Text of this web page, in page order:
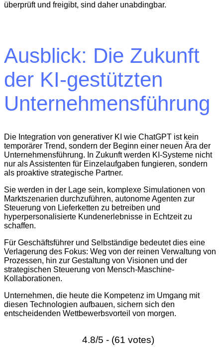
überprüft und freigibt, sind daher unabdingbar.
Ausblick: Die Zukunft
der KI-gestützten
Unternehmensführung
Die Integration von generativer KI wie ChatGPT ist kein
temporärer Trend, sondern der Beginn einer neuen Ära der
Unternehmensführung. In Zukunft werden KI-Systeme nicht
nur als Assistenten für Einzelaufgaben fungieren, sondern
als proaktive strategische Partner.
Sie werden in der Lage sein, komplexe Simulationen von
Marktszenarien durchzuführen, autonome Agenten zur
Steuerung von Lieferketten zu betreiben und
hyperpersonalisierte Kundenerlebnisse in Echtzeit zu
schaffen.
Für Geschäftsführer und Selbständige bedeutet dies eine
Verlagerung des Fokus: Weg von der reinen Verwaltung von
Prozessen, hin zur Gestaltung von Visionen und der
strategischen Steuerung von Mensch-Maschine-
Kollaborationen.
Unternehmen, die heute die Kompetenz im Umgang mit
diesen Technologien aufbauen, sichern sich den
entscheidenden Wettbewerbsvorteil von morgen.
4.8/5 - (61 votes)